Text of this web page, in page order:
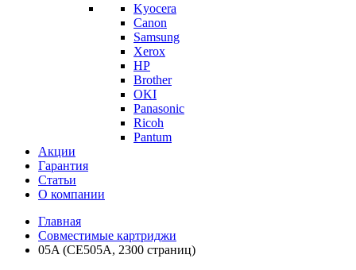
Kyocera
Canon
Samsung
Xerox
HP
Brother
OKI
Panasonic
Ricoh
Pantum
Акции
Гарантия
Статьи
О компании
Главная
Совместимые картриджи
05A (CE505A, 2300 страниц)